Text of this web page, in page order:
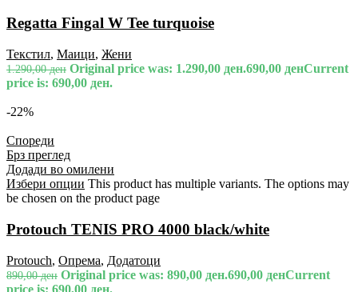
Regatta Fingal W Tee turquoise
Текстил, Маици, Жени
1.290,00ден Original price was: 1.290,00 ден.690,00 денCurrent
price is: 690,00 ден.
-22%
Спореди
Брз преглед
Додади во омилени
Избери опции This product has multiple variants. The options may
be chosen on the product page
Protouch TENIS PRO 4000 black/white
Protouch, Опрема, Додатоци
890,00ден Original price was: 890,00 ден.690,00 денCurrent
price is: 690,00 ден.